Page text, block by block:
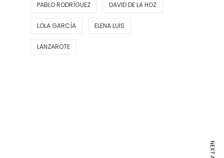
PABLO RODRÍGUEZ DAVID DE LA HOZ
LOLA GARCÍA ELENA LUIS
LANZAROTE